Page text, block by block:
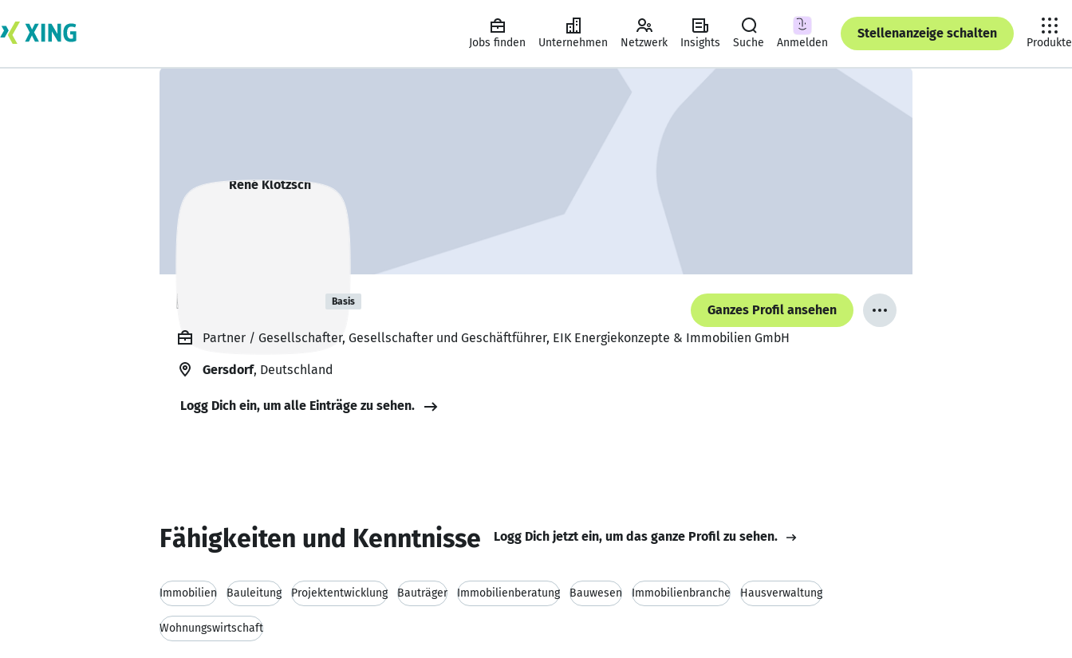
Jobs finden Unternehmen Netzwerk Insights Suche Anmelden
Stellenanzeige schalten
Produkte
René Klotzsch Basis
Ganzes Profil ansehen
Partner / Gesellschafter, Gesellschafter und Geschäftführer, EIK Energiekonzepte & Immobilien GmbH
Gersdorf, Deutschland
Logg Dich ein, um alle Einträge zu sehen.
Fähigkeiten und Kenntnisse Logg Dich jetzt ein, um das ganze Profil zu sehen.
Immobilien Bauleitung Projektentwicklung Bauträger Immobilienberatung Bauwesen Immobilienbranche Hausverwaltung
Wohnungswirtschaft